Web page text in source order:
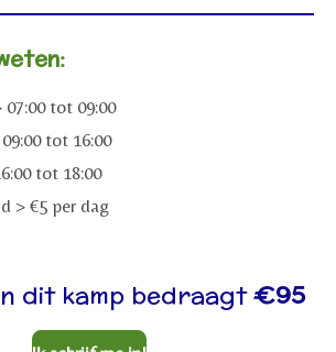
tot 09:00
tot 16:00
tot 18:00
> €5 per dag
dit kamp bedraagt€95